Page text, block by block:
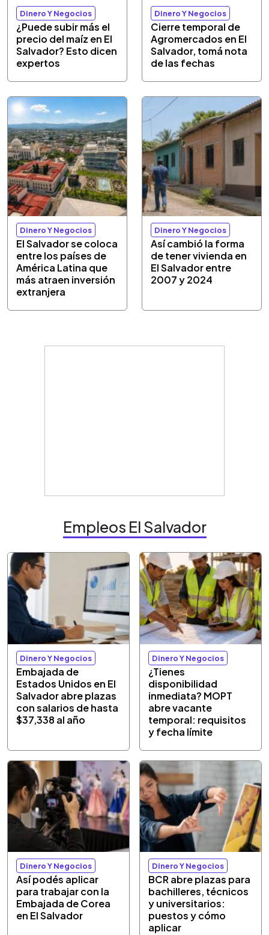
Dinero Y Negocios
¿Puede subir más el
precio del maíz en El
Salvador? Esto dicen
expertos
Dinero Y Negocios
Cierre temporal de
Agromercados en El
Salvador, tomá nota
de las fechas
Dinero Y Negocios
El Salvador se coloca
entre los países de
América Latina que
más atraen inversión
extranjera
Dinero Y Negocios
Así cambió la forma
de tener vivienda en
El Salvador entre
2007 y 2024
Empleos El Salvador
Dinero Y Negocios
Embajada de
Estados Unidos en El
Salvador abre plazas
con salarios de hasta
$37,338 al año
Dinero Y Negocios
¿Tienes
disponibilidad
inmediata? MOPT
abre vacante
temporal: requisitos
y fecha límite
Dinero Y Negocios
Así podés aplicar
para trabajar con la
Embajada de Corea
en El Salvador
Dinero Y Negocios
BCR abre plazas para
bachilleres, técnicos
y universitarios:
puestos y cómo
aplicar